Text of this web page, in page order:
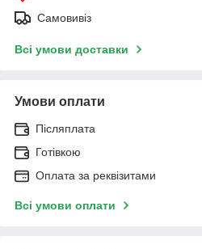
Самовивіз
Всі умови доставки
Умови оплати
Післяплата
Готівкою
Оплата за реквізитами
Всі умови оплати